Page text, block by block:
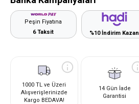
Peşin Fiyatına
6 Taksit
%10 İndirim Kazan
1000 TL ve Üzeri
Alışverişlerinizde
Kargo BEDAVA!
14 Gün İade
Garantisi